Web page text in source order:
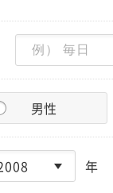
男性
年